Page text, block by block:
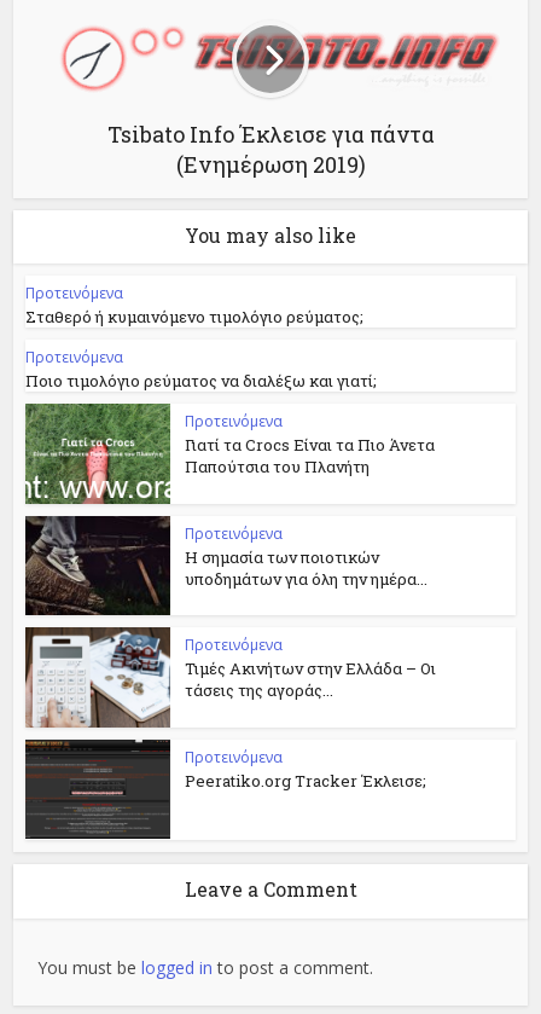
Tsibato Info Έκλεισε για πάντα
(Ενημέρωση 2019)
You may also like
Προτεινόμενα
Σταθερό ή κυμαινόμενο τιμολόγιο ρεύματος;
Προτεινόμενα
Ποιο τιμολόγιο ρεύματος να διαλέξω και γιατί;
Προτεινόμενα
Γιατί τα Crocs Είναι τα Πιο Άνετα
Παπούτσια του Πλανήτη
Προτεινόμενα
Η σημασία των ποιοτικών
υποδημάτων για όλη την ημέρα...
Προτεινόμενα
Τιμές Ακινήτων στην Ελλάδα – Οι
τάσεις της αγοράς...
Προτεινόμενα
Peeratiko.org Tracker Έκλεισε;
Leave a Comment
You must belogged in to post a comment.